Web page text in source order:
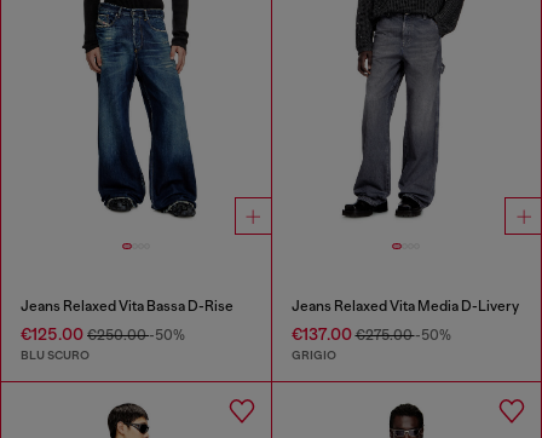
Jeans Relaxed Vita Bassa D-Rise
€125.00 €250.00-50%
BLU SCURO
Jeans Relaxed Vita Media D-Livery
€137.00€275.00-50%
GRIGIO